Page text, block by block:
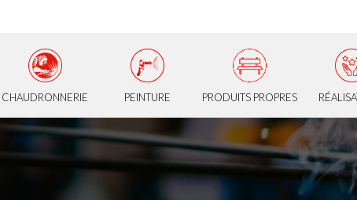
CHAUDRONNERIE PEINTURE PRODUITS PROPRES